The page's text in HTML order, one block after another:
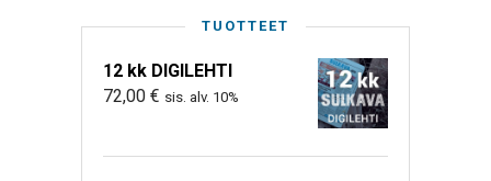
TUOTTEET
12 kk DIGILEHTI
72,00 € sis. alv. 10%